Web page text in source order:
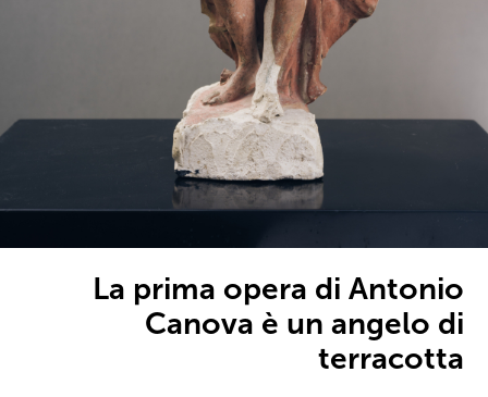
La prima opera di Antonio
Canova è un angelo di
terracotta